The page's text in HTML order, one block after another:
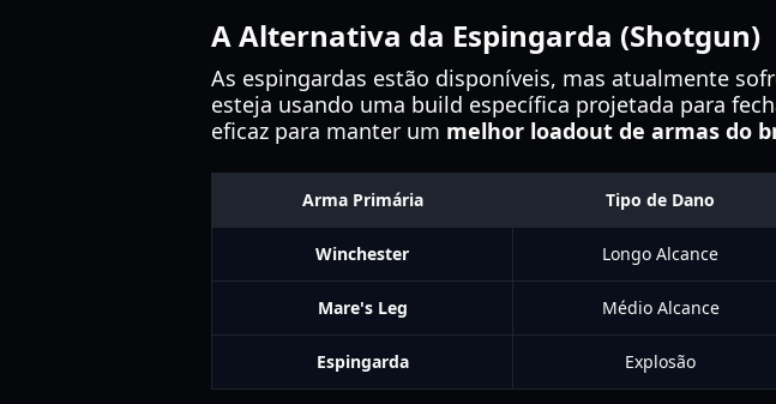
A Alternativa da Espingarda (Shotgun)
As espingardas estão disponíveis, mas atualmente
esteja usando uma build específica projetada para
eficaz para manter um melhor loadout de armas do
Arma Primária Tipo de Dano
Winchester Longo Alcance
Mare's Leg Médio Alcance
Espingarda Explosão